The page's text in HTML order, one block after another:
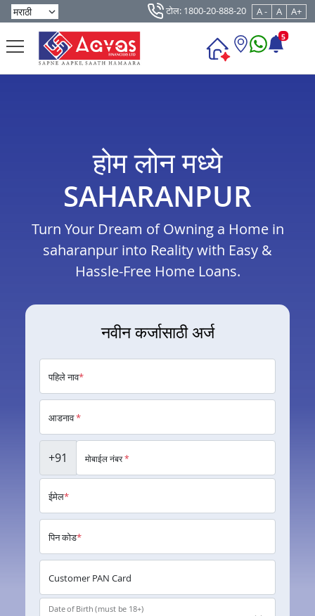
टोल: 1800-20-888-20 A - A A+
5
होम लोन मध्ये
SAHARANPUR
Turn Your Dream of Owning a Home in
saharanpur into Reality with Easy &
Hassle-Free Home Loans.
नवीन कर्जासाठी अर्ज
पहिले नाव*
आडनाव*
+91 मोबाईल नंबर*
ईमेल*
पिन कोड*
Customer PAN Card
Date of Birth (must be 18+)